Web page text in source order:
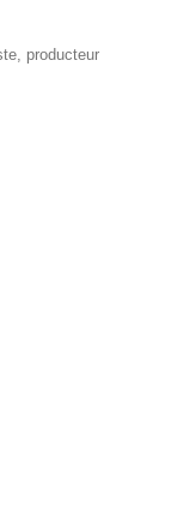
producteur